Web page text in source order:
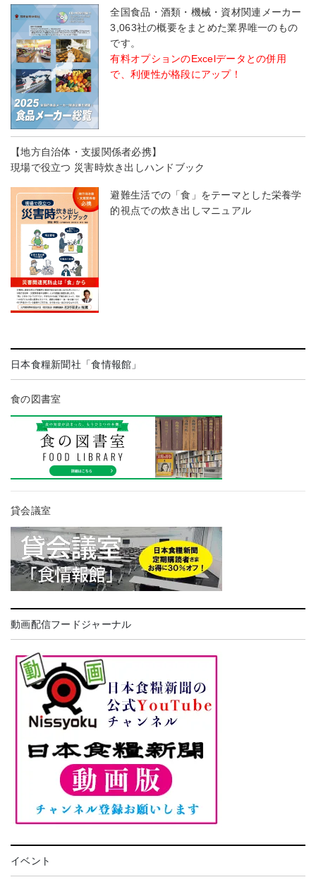
全国食品・酒類・機械・資材関連メーカー
3,063社の概要をまとめた業界唯一のもの
です。
有料オプションのExcelデータとの併用
で、利便性が格段にアップ！
【地方自治体・支援関係者必携】
現場で役立つ 災害時炊き出しハンドブック
避難生活での「食」をテーマとした栄養学
的視点での炊き出しマニュアル
日本食糧新聞社「食情報館」
食の図書室
貸会議室
動画配信フードジャーナル
イベント